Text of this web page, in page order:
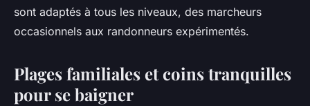
sont adaptés à tous les niveaux, des marcheurs
occasionnels aux randonneurs expérimentés.
Plages familiales et coins tranquilles
pour se baigner